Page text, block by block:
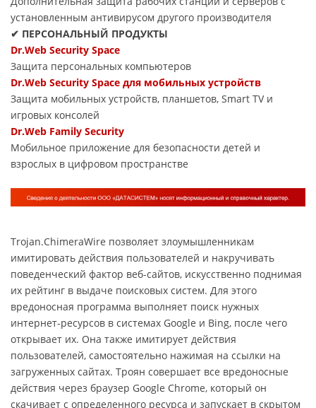
установленным антивирусом другого производителя
✔ ПЕРСОНАЛЬНЫЙ ПРОДУКТЫ
Dr.Web Security Space
Защита персональных компьютеров
Dr.Web Security Space для мобильных устройств
Защита мобильных устройств, планшетов, Smart TV и
игровых консолей
Dr.Web Family Security
Мобильное приложение для безопасности детей и
взрослых в цифровом пространстве
Trojan.ChimeraWire позволяет злоумышленникам
имитировать действия пользователей и накручивать
поведенческий фактор веб-сайтов, искусственно поднимая
их рейтинг в выдаче поисковых систем. Для этого
вредоносная программа выполняет поиск нужных
интернет-ресурсов в системах Google и Bing, после чего
открывает их. Она также имитирует действия
пользователей, самостоятельно нажимая на ссылки на
загруженных сайтах. Троян совершает все вредоносные
действия через браузер Google Chrome, который он
скачивает с определенного ресурса и запускает в скрытом